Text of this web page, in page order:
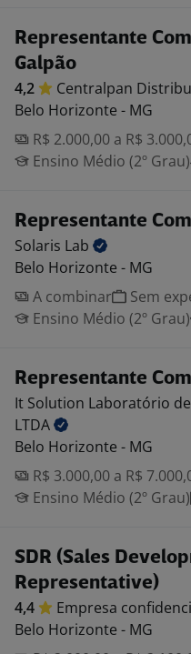
Representante
Galpão
4,2 Centralpan
Belo Horizonte - MG
R$ 2.000,00 a R$
Ensino Médio (2º Grau)
Representante
Solaris Lab
Belo Horizonte - MG
A combinar
Sem
Ensino Médio (2º Grau)
Representante
It Solution Laboratório
LTDA
Belo Horizonte - MG
R$ 3.000,00 a R$
Ensino Médio (2º Grau)
SDR (Sales
Representative)
4,4 Empresa
Belo Horizonte - MG